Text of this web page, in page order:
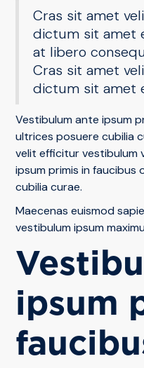
Cras sit amet
dictum sit amet
at libero
Cras sit amet
dictum sit amet
Vestibulum ante ipsum
ultrices posuere cubilia
velit efficitur vestibulum
ipsum primis in
cubilia curae.
Maecenas euismod
vestibulum ipsum
ipsum